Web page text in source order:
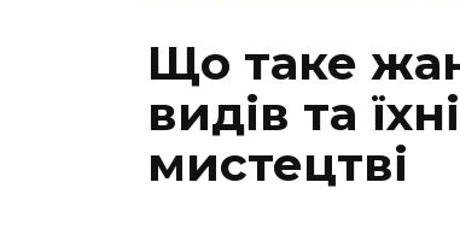
Що таке
видів та
мистецтві